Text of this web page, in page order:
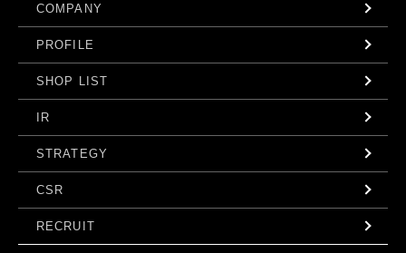
COMPANY
PROFILE
SHOP LIST
IR
STRATEGY
CSR
RECRUIT